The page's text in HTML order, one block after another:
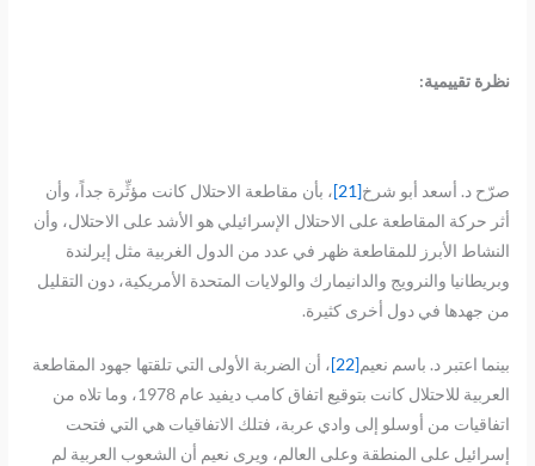
نظرة تقييمية:
صرّح د. أسعد أبو شرخ[21]
، بأن مقاطعة الاحتلال كانت مؤثِّرة جداً، وأن
أثر حركة المقاطعة على الاحتلال الإسرائيلي هو الأشد على الاحتلال، وأن
النشاط الأبرز للمقاطعة ظهر في عدد من الدول الغربية مثل إيرلندة
وبريطانيا والنرويج والدانيمارك والولايات المتحدة الأمريكية، دون التقليل
من جهدها في دول أخرى كثيرة.
بينما اعتبر د. باسم نعيم[22]
، أن الضربة الأولى التي تلقتها جهود المقاطعة
العربية للاحتلال كانت بتوقيع اتفاق كامب ديفيد عام 1978، وما تلاه من
اتفاقيات من أوسلو إلى وادي عربة، فتلك الاتفاقيات هي التي فتحت
إسرائيل على المنطقة وعلى العالم، ويرى نعيم أن الشعوب العربية لم